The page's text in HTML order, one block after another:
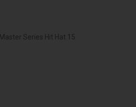
Series Hit Hat 15